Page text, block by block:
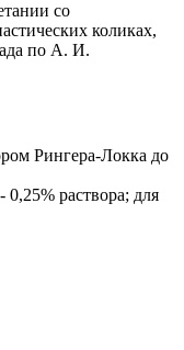
со
коликах,
по А. И.
Рингера-Локка до
раствора; для